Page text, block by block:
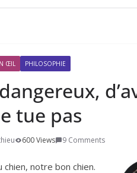
ŒIL PHILOSOPHIE
dangereux,
tue pas
600 Views 9 Comments
chien, notre bon chien.